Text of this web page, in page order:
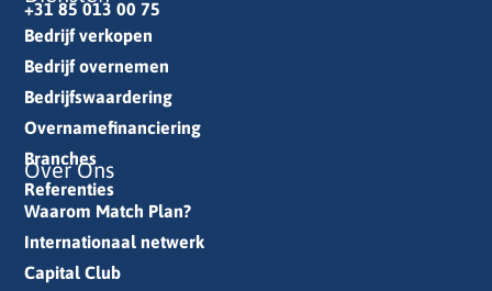
+31 85 013 00 75
Bedrijf verkopen
Bedrijf overnemen
Bedrijfswaardering
Overnamefinanciering
Branches
Referenties
Over Ons
Waarom Match Plan?
Internationaal netwerk
Capital Club